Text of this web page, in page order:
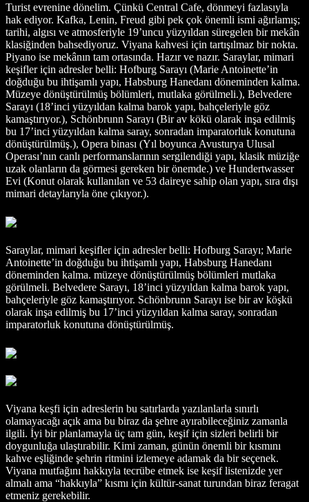
Turist evrenine dönelim. Çünkü Central Cafe, dönmeyi fazlasıyla
hak ediyor. Kafka, Lenin, Freud gibi pek çok önemli ismi ağırlamış;
tarihi, algısı ve atmosferiyle 19’uncu yüzyıldan süregelen bir mekân
klasiğinden bahsediyoruz. Viyana kahvesi için tartışılmaz bir nokta.
Piyano ise mekânın tam ortasında. Hazır ve nazır. Saraylar, mimari
keşifler için adresler belli: Hofburg Sarayı (Marie Antoinette’in
doğduğu bu ihtişamlı yapı, Habsburg Hanedanı döneminden kalma.
Müzeye dönüştürülmüş bölümleri, mutlaka görülmeli.), Belvedere
Sarayı (18’inci yüzyıldan kalma barok yapı, bahçeleriyle göz
kamaştırıyor.), Schönbrunn Sarayı (Bir av kökü olarak inşa edilmiş
bu 17’inci yüzyıldan kalma saray, sonradan imparatorluk konutuna
dönüştürülmüş.), Opera binası (Yıl boyunca Avusturya Ulusal
Operası’nın canlı performanslarının sergilendiği yapı, klasik müziğe
uzak olanların da görmesi gereken bir önemde.) ve Hundertwasser
Evi (Konut olarak kullanılan ve 53 daireye sahip olan yapı, sıra dışı
mimari detaylarıyla öne çıkıyor.).
Saraylar, mimari keşifler için adresler belli: Hofburg Sarayı; Marie
Antoinette’in doğduğu bu ihtişamlı yapı, Habsburg Hanedanı
döneminden kalma. müzeye dönüştürülmüş bölümleri mutlaka
görülmeli. Belvedere Sarayı, 18’inci yüzyıldan kalma barok yapı,
bahçeleriyle göz kamaştırıyor. Schönbrunn Sarayı ise bir av köşkü
olarak inşa edilmiş bu 17’inci yüzyıldan kalma saray, sonradan
imparatorluk konutuna dönüştürülmüş.
Viyana keşfi için adreslerin bu satırlarda yazılanlarla sınırlı
olamayacağı açık ama bu biraz da şehre ayırabileceğiniz zamanla
ilgili. İyi bir planlamayla üç tam gün, keşif için sizleri belirli bir
doygunluğa ulaştırabilir. Kimi zaman, günün önemli bir kısmını
kahve eşliğinde şehrin ritmini izlemeye adamak da bir seçenek.
Viyana mutfağını hakkıyla tecrübe etmek ise keşif listenizde yer
almalı ama “hakkıyla” kısmı için kültür-sanat turundan biraz feragat
etmeniz gerekebilir.